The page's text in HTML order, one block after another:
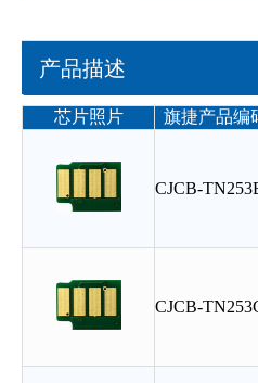
产品描述
芯片照片 旗捷产品编
CJCB-
CJCB-